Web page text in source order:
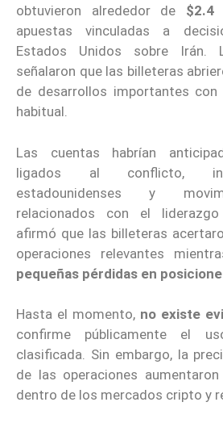
obtuvieron alrededor de $2.4
apuestas vinculadas a
Estados Unidos sobre Irán.
señalaron que las billeteras
de desarrollos importantes con
habitual.
Las cuentas habrían
ligados al conflicto,
estadounidenses y
relacionados con el liderazgo
afirmó que las billeteras
operaciones relevantes
pequeñas pérdidas en
Hasta el momento, no existe
confirme públicamente el
clasificada. Sin embargo, la
de las operaciones
dentro de los mercados cripto y